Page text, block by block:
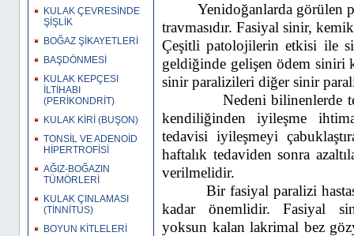
KULAK ÇEVRESİNDE
ŞİŞLİK
BOĞAZ ŞİKAYETLERİ
BAŞDÖNMESİ
KULAK KEPÇESI
İLTİHABI
(PERİKONDRİT)
KULAK KİRİ (BUŞON)
TONSİL VE ADENOİD
HİPERTROFİSİ
AĞIZ-BOĞAZIN
TÜMÖRLERİ
KULAK ÇINLAMASI
(TİNNİTUS)
BOYUN KİTLELERİ
Yenidoğanlarda görülen
travmasıdır. Fasiyal sinir,
Çeşitli patolojilerin etkisi ile
geldiğinde gelişen ödem siniri
sinir paralizileri diğer sinir
Nedeni bilinenlerde
kendiliğinden iyileşme
tedavisi iyileşmeyi
haftalık tedaviden sonra
verilmelidir.
Bir fasiyal paralizi
kadar önemlidir. Fasiyal
yoksun kalan lakrimal bez